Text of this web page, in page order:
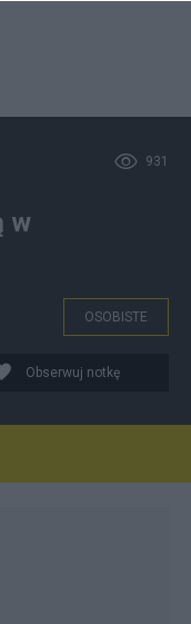
931
w
OSOBISTE
Obserwuj notkę